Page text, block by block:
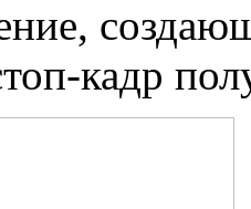
кадр